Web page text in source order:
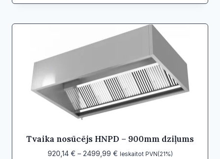
1958,88 €has
variants.
The
options
may
be
chosen
product
page
Tvaika nosūcējs HNPD – 900mm dziļums
920,14 € – 2499,99 €Price
Ieskaitot PVN(21%)